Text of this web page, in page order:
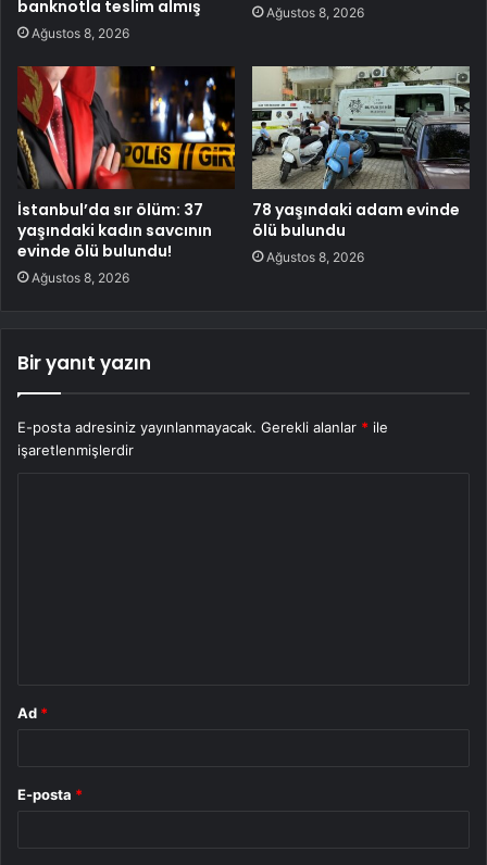
banknotla teslim almış
Ağustos 8, 2026
Ağustos 8, 2026
İstanbul’da sır ölüm: 37
yaşındaki kadın savcının
evinde ölü bulundu!
Ağustos 8, 2026
78 yaşındaki adam evinde
ölü bulundu
Ağustos 8, 2026
Bir yanıt yazın
E-posta adresiniz yayınlanmayacak. Gerekli alanlar * ile
işaretlenmişlerdir
Ad *
E-posta *